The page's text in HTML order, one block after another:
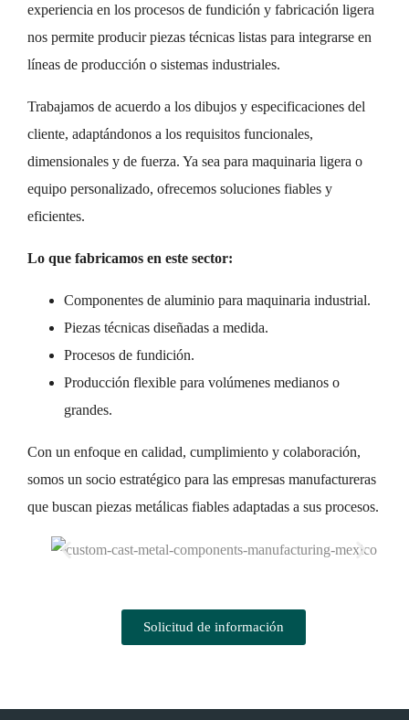
experiencia en los procesos de fundición y fabricación ligera
nos permite producir piezas técnicas listas para integrarse en
líneas de producción o sistemas industriales.
Trabajamos de acuerdo a los dibujos y especificaciones del
cliente, adaptándonos a los requisitos funcionales,
dimensionales y de fuerza. Ya sea para maquinaria ligera o
equipo personalizado, ofrecemos soluciones fiables y
eficientes.
Lo que fabricamos en este sector:
Componentes de aluminio para maquinaria industrial.
Piezas técnicas diseñadas a medida.
Procesos de fundición.
Producción flexible para volúmenes medianos o
grandes.
Con un enfoque en calidad, cumplimiento y colaboración,
somos un socio estratégico para las empresas manufactureras
que buscan piezas metálicas fiables adaptadas a sus procesos.
Solicitud de información